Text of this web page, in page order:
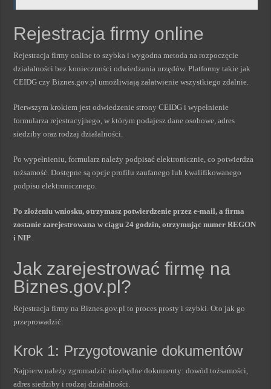
Rejestracja firmy online
Rejestracja firmy online to szybka i wygodna metoda na rozpoczęcie
działalności bez konieczności odwiedzania urzędów. Platformy takie jak
CEIDG czy Biznes.gov.pl umożliwiają załatwienie wszystkiego zdalnie.
Pierwszym krokiem jest odwiedzenie strony CEIDG i wypełnienie
formularza rejestracyjnego, w którym podajesz dane osobowe, adres
siedziby oraz rodzaj działalności.
Po wypełnieniu, formularz należy podpisać elektronicznie, co potwierdza
tożsamość. Dostępne są opcje profilu zaufanego lub kwalifikowanego
podpisu elektronicznego.
Po złożeniu wniosku, otrzymasz potwierdzenie przez e-mail, a firma
zostanie zarejestrowana w ciągu 24 godzin, otrzymując numer REGON
i NIP .
Jak zarejestrować firmę na
Biznes.gov.pl?
Rejestracja firmy na Biznes.gov.pl to proces prosty i szybki. Oto jak go
przeprowadzić:
Krok 1: Przygotowanie dokumentów
Najpierw należy zgromadzić niezbędne dokumenty: dowód tożsamości,
adres siedziby i rodzaj działalności.